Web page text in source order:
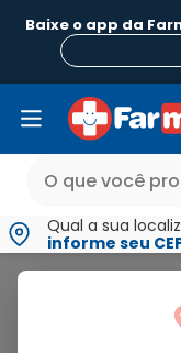
Baixe o app da
Qual a sua
informe seu